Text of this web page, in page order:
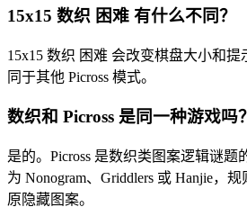
15x15 数织 困难 有什么不同？
15x15 数织 困难 会改变棋盘大小和
同于其他 Picross 模式。
数织和 Picross 是同一种游戏吗？
是的。Picross 是数织类图案逻辑谜题
为 Nonogram、Griddlers 或 Hanjie，
原隐藏图案。